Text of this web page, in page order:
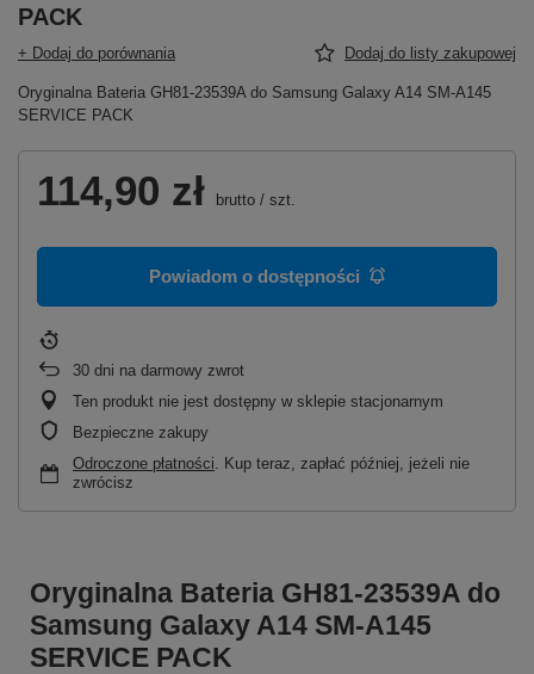
PACK
+ Dodaj do porównania Dodaj do listy zakupowej
Oryginalna Bateria GH81-23539A do Samsung Galaxy A14 SM-A145
SERVICE PACK
114,90 zł brutto / szt.
Powiadom o dostępności
30 dni na darmowy zwrot
Ten produkt nie jest dostępny w sklepie stacjonarnym
Bezpieczne zakupy
Odroczone płatności . Kup teraz, zapłać później, jeżeli nie
zwrócisz
Oryginalna Bateria GH81-23539A do
Samsung Galaxy A14 SM-A145
SERVICE PACK